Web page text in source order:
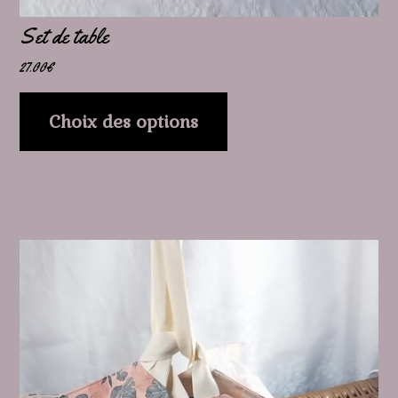
Set de table
27.00€
Choix des options
page
du
produit